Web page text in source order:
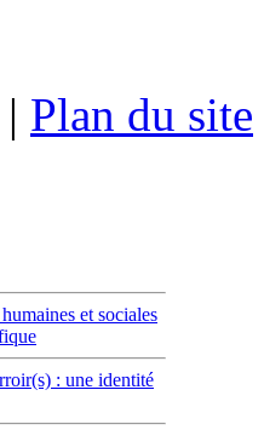
| Plan du site
et sociales
: une identité